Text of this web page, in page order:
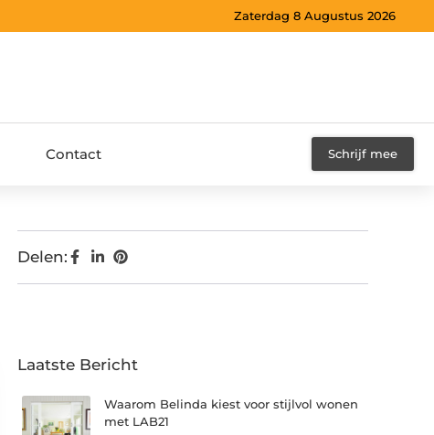
Zaterdag 8 Augustus 2026
Contact Schrijf mee
Delen:
Laatste Bericht
Waarom Belinda kiest voor stijlvol wonen
met LAB21